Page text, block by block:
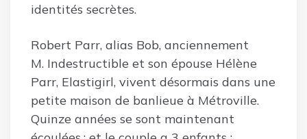
identités secrètes.
Robert Parr, alias Bob, anciennement
M. Indestructible et son épouse Hélène
Parr, Elastigirl, vivent désormais dans une
petite maison de banlieue à Métroville.
Quinze années se sont maintenant